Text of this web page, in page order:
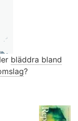
bläddra bland
?